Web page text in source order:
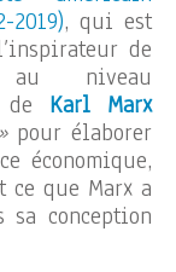
2019), qui est
de
au niveau
Karl Marx
pour élaborer
économique,
ce que Marx a
sa conception